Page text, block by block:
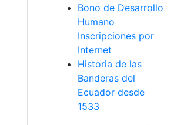
Bono de Desarrollo
Humano
Inscripciones por
Internet
Historia de las
Banderas del
Ecuador desde
1533